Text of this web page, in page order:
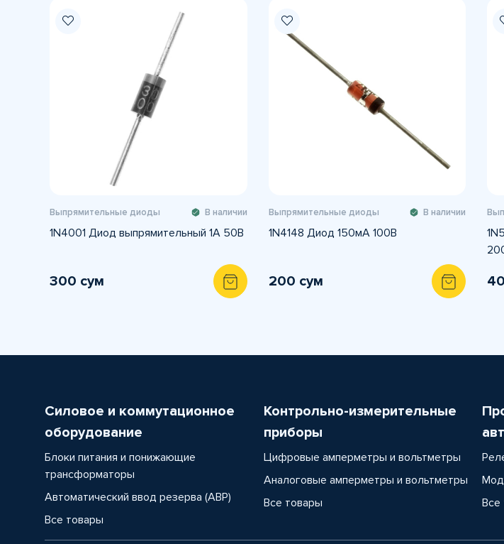
Выпрямительные диоды В наличии
1N4001 Диод выпрямительный 1А 50В
300 сум
Выпрямительные диоды В наличии
1N4148 Диод 150мА 100В
200 сум
Силовое и коммутационное
оборудование
Блоки питания и понижающие
трансформаторы
Автоматический ввод резерва (АВР)
Все товары
Контрольно-измерительные
приборы
Цифровые амперметры и вольтметры
Аналоговые амперметры и вольтметры
Все товары
Все